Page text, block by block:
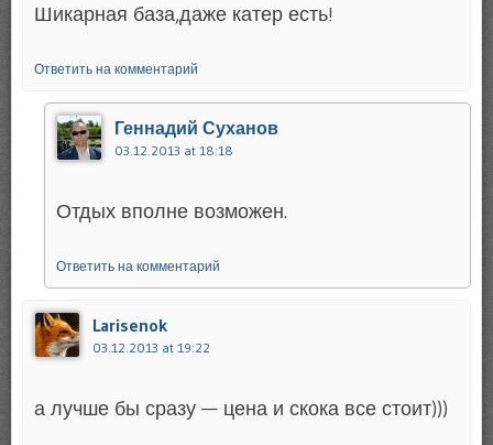
Шикарная база,даже катер есть!
Ответить на комментарий
Геннадий Суханов
03.12.2013 at 18:18
Отдых вполне возможен.
Ответить на комментарий
Larisenok
03.12.2013 at 19:22
а лучше бы сразу — цена и скока все стоит)))